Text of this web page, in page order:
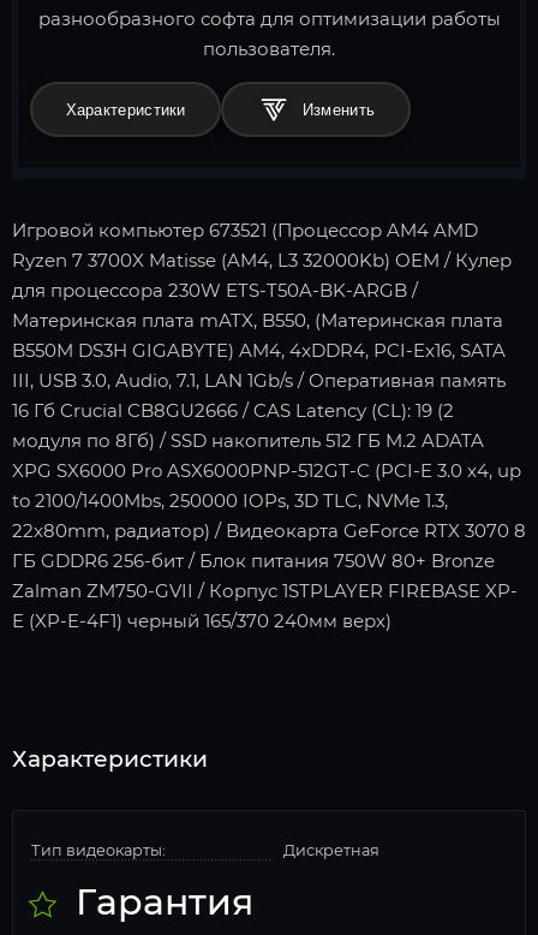
разнообразного софта для оптимизации работы
пользователя.
Характеристики
Игровой компьютер 673521 (Процессор AM4 AMD
Ryzen 7 3700X Matisse (AM4, L3 32000Kb) OEM / Кулер
для процессора 230W ETS-T50A-BK-ARGB /
Материнская плата mATX, B550, (Материнская плата
B550M DS3H GIGABYTE) AM4, 4xDDR4, PCI-Ex16, SATA
III, USB 3.0, Audio, 7.1, LAN 1Gb/s / Оперативная память
16 Гб Crucial CB8GU2666 / CAS Latency (CL): 19 (2
модуля по 8Гб) / SSD накопитель 512 ГБ M.2 ADATA
XPG SX6000 Pro ASX6000PNP-512GT-C (PCI-E 3.0 x4, up
to 2100/1400Mbs, 250000 IOPs, 3D TLC, NVMe 1.3,
22x80mm, радиатор) / Видеокарта GeForce RTX 3070 8
ГБ GDDR6 256-бит / Блок питания 750W 80+ Bronze
Zalman ZM750-GVII / Корпус 1STPLAYER FIREBASE XP-
E (XP-E-4F1) черный 165/370 240мм верх)
Характеристики
Тип видеокарты: Дискретная
Гарантия